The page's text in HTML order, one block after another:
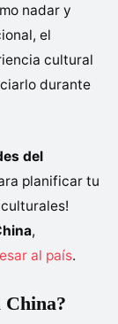
nadar y
el
cultural
durante
del
planificar tu
,
al país.
China?